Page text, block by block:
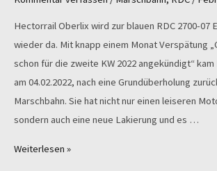
Hectorrail Oberlix wird zur blauen RDC 2700-07
wieder da. Mit knapp einem Monat Verspätung
schon für die zweite KW 2022 angekündigt“ kam
am 04.02.2022, nach eine Grundüberholung
Marschbahn. Sie hat nicht nur einen leiseren
sondern auch eine neue Lakierung und es …
DE
Weiterlesen »